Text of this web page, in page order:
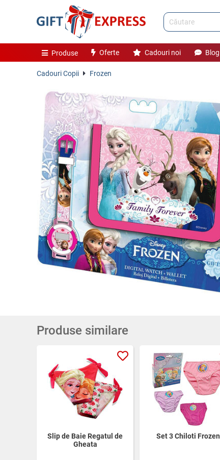
Produse Oferte Cadouri noi Blog
Cadouri Copii Frozen
Produse similare
Slip de Baie Regatul de
Gheata
Set 3 Chiloti Frozen